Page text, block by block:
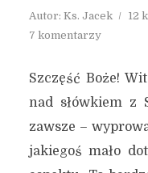
Autor: Ks. Jacek 12
7 komentarzy
Szczęść Boże!
nad słówkiem z
zawsze –
jakiegoś mało